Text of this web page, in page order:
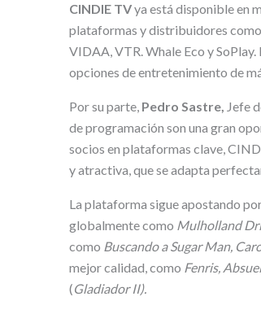
CINDIE TVya está disponible en
plataformas y distribuidores como
VIDAA, VTR. Whale Eco y
opciones de entretenimiento de
Por su parte, Pedro Sastre, Jefe
de programación son una gran
socios en plataformas clave,
y atractiva, que se adapta
La plataforma sigue apostando
globalmente como Mulholland
como Buscando a Sugar Man,
mejor calidad, como Fenris,
(Gladiador II).